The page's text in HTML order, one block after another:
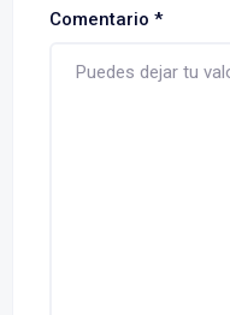
Comentario *